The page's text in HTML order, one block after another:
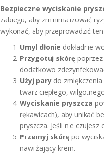
Bezpieczne wyciskanie
zabiegu, aby zminimalizować
wykonać, aby przeprowadzić
Umyl dłonie dokładnie
Przygotuj skórę
dodatkowo
Użyj pary do
twarz ciepłego,
Wyciskanie pryszcza
rękawicach), aby unikać
pryszcza. Jeśli nie czujesz
Przemyj skórę po
nawilżający krem.